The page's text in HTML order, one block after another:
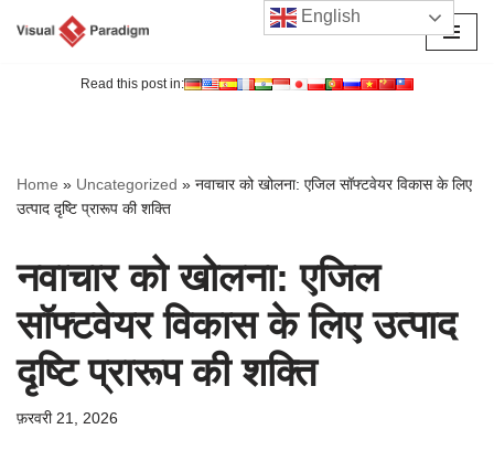
Read this post in:
Home » Uncategorized » नवाचार को खोलना: एजिल सॉफ्टवेयर विकास के लिए
उत्पाद दृष्टि प्रारूप की शक्ति
नवाचार को खोलना: एजिल
सॉफ्टवेयर विकास के लिए उत्पाद
दृष्टि प्रारूप की शक्ति
फ़रवरी 21, 2026
English